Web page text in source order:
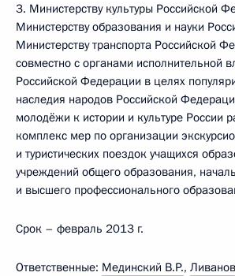
3. Министерству культуры Российской
Министерству образования и науки
Министерству транспорта Российской
совместно с органами исполнительной
Российской Федерации в целях
наследия народов Российской
молодёжи к истории и культуре России
комплекс мер по организации
и туристических поездок учащихся
учреждений общего образования,
и высшего профессионального
Срок – февраль 2013 г.
Ответственные: Мединский В.Р.,